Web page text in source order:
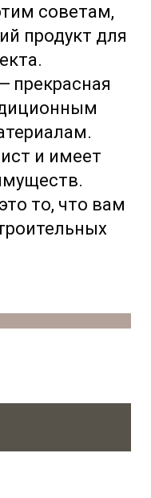
советам,
продукт для
прекрасная
и имеет
то, что вам